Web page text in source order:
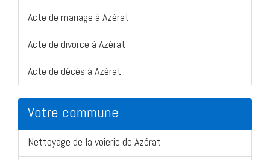
Acte de mariage à Azérat
Acte de divorce à Azérat
Acte de décès à Azérat
Votre commune
Nettoyage de la voierie de Azérat